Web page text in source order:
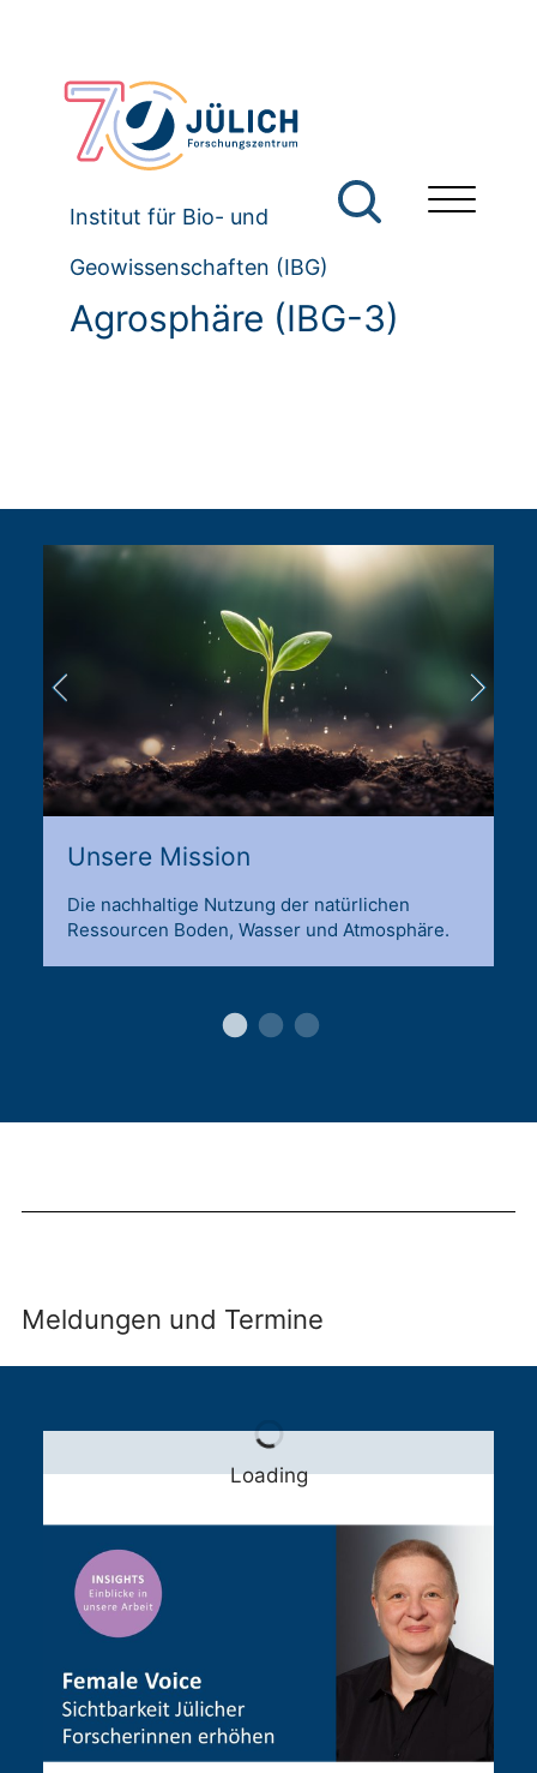
Institut für Bio- und
Geowissenschaften (IBG)
Agrosphäre (IBG-3)
Unsere Mission
Die nachhaltige Nutzung der natürlichen
Ressourcen Boden, Wasser und Atmosphäre.
Meldungen und Termine
Loading